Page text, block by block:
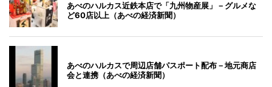
あべのハルカス近鉄本店で「九州物産展」－グルメな
ど60店以上（あべの経済新聞）
あべのハルカスで周辺店舗パスポート配布－地元商店
会と連携（あべの経済新聞）